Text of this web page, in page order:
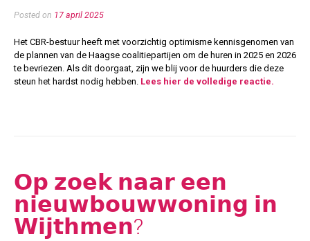
Posted on 17 april 2025
Het CBR-bestuur heeft met voorzichtig optimisme kennisgenomen van
de plannen van de Haagse coalitiepartijen om de huren in 2025 en 2026
te bevriezen. Als dit doorgaat, zijn we blij voor de huurders die deze
steun het hardst nodig hebben. Lees hier de volledige reactie.
𝗢𝗽 𝘇𝗼𝗲𝗸 𝗻𝗮𝗮𝗿 𝗲𝗲𝗻
𝗻𝗶𝗲𝘂𝘄𝗯𝗼𝘂𝘄𝘄𝗼𝗻𝗶𝗻𝗴 𝗶𝗻
𝗪𝗶𝗷𝘁𝗵𝗺𝗲𝗻?